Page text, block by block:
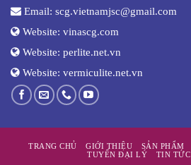
Email: scg.vietnamjsc@gmail.com
Website: vinascg.com
Website: perlite.net.vn
Website: vermiculite.net.vn
TRANG CHỦ GIỚI THIỆU SẢN PHẨM
TUYỂN ĐẠI LÝ
TIN TỨC